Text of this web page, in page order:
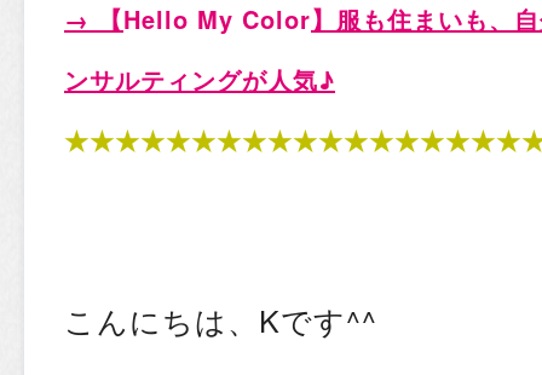
→ 【Hello My Color】服も住まいも、
ンサルティングが人気♪
こんにちは、Kです^^